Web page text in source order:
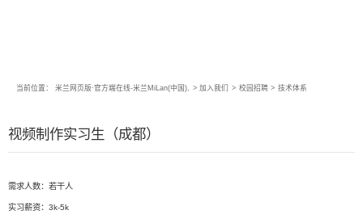
当前位置： 米兰网页版·官方端在线-米兰MiLan(中国), > 加入我们 > 校园招聘 > 技术体系
视频制作实习生（成都）
需求人数：若干人
实习薪资：3k-5k